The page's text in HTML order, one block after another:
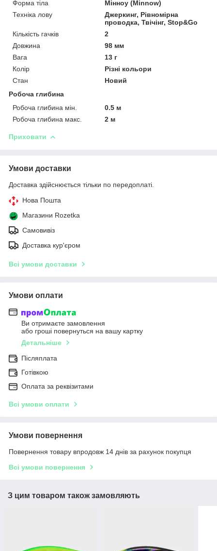
Форма тіла
Мінноу (Minnow)
Техніка лову
Джеркинг, Рівномірна
проводка, Твічінг, Stop&Go
Кількість гачків
2
Довжина
98 мм
Вага
13 г
Колір
Різні кольори
Стан
Новий
Робоча глибина
Робоча глибина мін.
0.5 м
Робоча глибина макс.
2 м
Приховати
Умови доставки
Доставка здійснюється тільки по передоплаті.
Нова Пошта
Магазини Rozetka
Самовивіз
Доставка кур'єром
Всі умови доставки
Умови оплати
Ви отримаєте замовлення
або гроші повернуться на вашу картку
Детальніше
Післяплата
Готівкою
Оплата за реквізитами
Всі умови оплати
Умови повернення
Повернення товару впродовж 14 днів за рахунок покупця
Всі умови повернення
З цим товаром також замовляють